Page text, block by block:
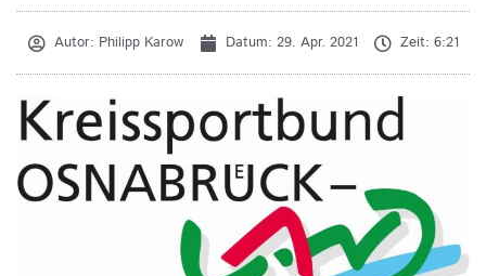
Autor: Philipp Karow Datum: 29. Apr. 2021 Zeit: 6:21